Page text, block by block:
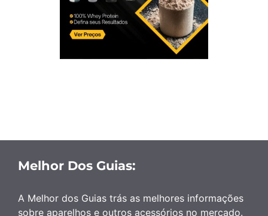
Melhor Dos Guias:
A Melhor dos Guias trás as melhores informações
sobre aparelhos e outros acessórios no mercado.